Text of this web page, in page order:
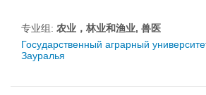
专业组: 农业，林业和渔业, 兽医
Государственный аграрный
Зауралья